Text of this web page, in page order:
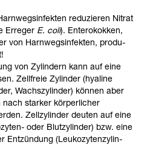
redu­zie­ren Nitrat
Erre­ger E. coli). Ente­ro­kok­ken,
von Harn­wegs­in­fek­ten, pro­du­
von Zylin­dern kann auf eine
Zell­freie Zylin­der (hya­line
Wachs­zy­lin­der) kön­nen aber
star­ker kör­per­li­cher
Zell­zy­lin­der deu­ten auf eine
oder Blut­zy­lin­der) bzw. eine
Ent­zün­dung (Leu­ko­zy­ten­zy­lin­